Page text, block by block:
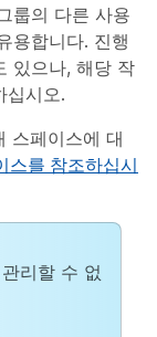
룹의 다른 사용
용합니다. 진행
있으나, 해당 작
십시오.
스페이스에 대
를 참조하십시
리할 수 없